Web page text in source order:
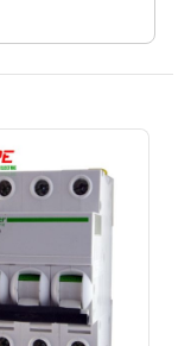
101 613
927 568
944 186